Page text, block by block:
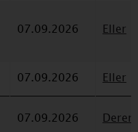
07.09.2026 Eller
07.09.2026
Eller
07.09.2026